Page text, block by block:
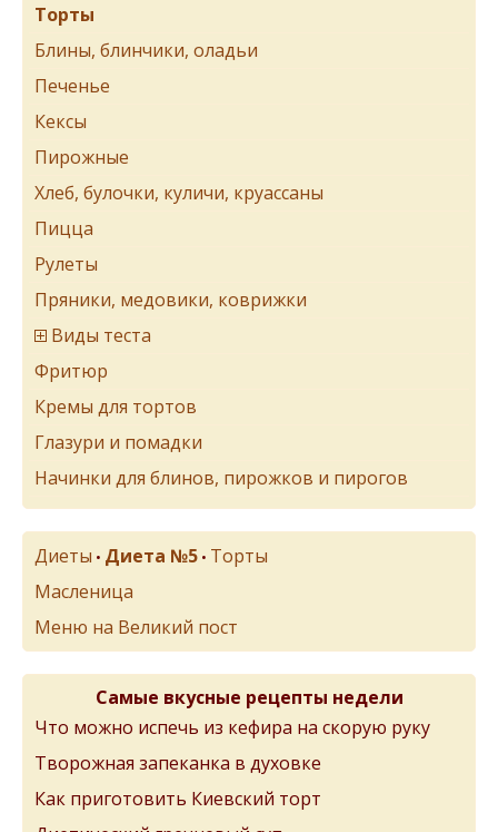
Торты
Блины, блинчики, оладьи
Печенье
Кексы
Пирожные
Хлеб, булочки, куличи, круассаны
Пицца
Рулеты
Пряники, медовики, коврижки
Виды теста
Фритюр
Кремы для тортов
Глазури и помадки
Начинки для блинов, пирожков и пирогов
Диеты • Диета №5 • Торты
Масленица
Меню на Великий пост
Самые вкусные рецепты недели
Что можно испечь из кефира на скорую руку
Творожная запеканка в духовке
Как приготовить Киевский торт